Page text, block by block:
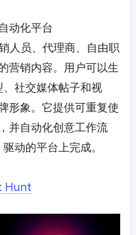
动化平台
人员、代理商、自由职
营销内容。用户可以生
社交媒体帖子和视
形象。它提供可重复使
并自动化创意工作流
动的平台上完成。
Hunt